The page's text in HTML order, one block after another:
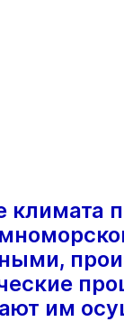
климата
им